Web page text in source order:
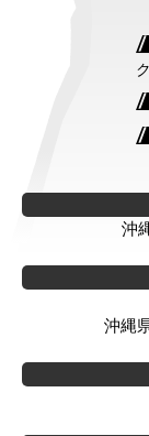
沖
沖縄